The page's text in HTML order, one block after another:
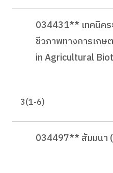
034431** เทคนิคร
ชีวภาพทางการเกษ
in Agricultural
3(1-6)
034497** สัมมนา